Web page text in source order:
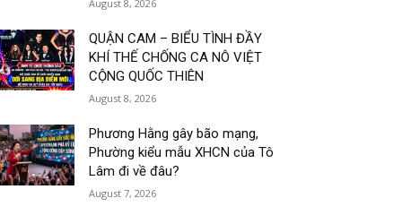
August 8, 2026
QUẬN CAM – BIỂU TÌNH ĐẦY
KHÍ THẾ CHỐNG CA NÔ VIỆT
CỘNG QUỐC THIÊN
August 8, 2026
Phương Hằng gây bão mạng,
Phường kiểu mẫu XHCN của Tô
Lâm đi về đâu?
August 7, 2026